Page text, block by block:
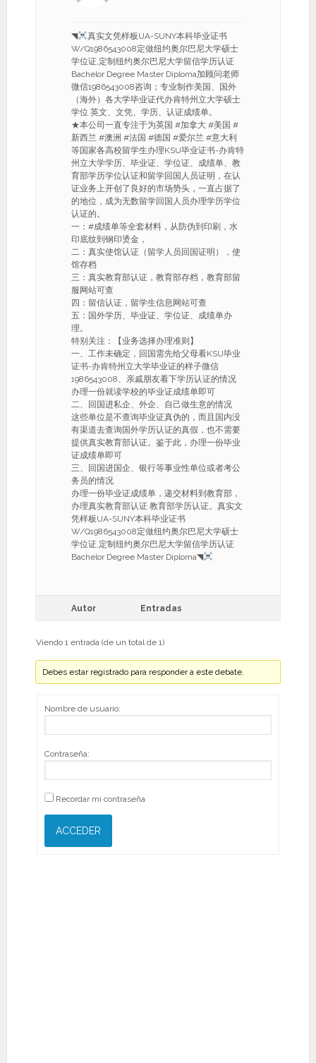
◥
真实文凭样板UA-SUNY本科毕业证书
W/Q1986543008定做纽约奥尔巴尼大学硕士
学位证,定制纽约奥尔巴尼大学留信学历认证
Bachelor Degree Master Diploma加顾问老师
微信1986543008咨询；专业制作美国、国外
（海外）各大学毕业证代办肯特州立大学硕士
学位 英文、文凭、学历、认证成绩单。
★本公司一直专注于为英国 #加拿大 #美国 #
新西兰 #澳洲 #法国 #德国 #爱尔兰 #意大利
等国家各高校留学生办理KSU毕业证书-办肯特
州立大学学历、毕业证、学位证、成绩单、教
育部学历学位认证和留学回国人员证明，在认
证业务上开创了良好的市场势头，一直占据了
的地位，成为无数留学回国人员办理学历学位
认证的。
一：#成绩单等全套材料，从防伪到印刷，水
印底纹到钢印烫金，
二：真实使馆认证（留学人员回国证明），使
馆存档
三：真实教育部认证，教育部存档，教育部留
服网站可查
四：留信认证，留学生信息网站可查
五：国外学历、毕业证、学位证、成绩单办
理。
特别关注：【业务选择办理准则】
一、工作未确定，回国需先给父母看KSU毕业
证书-办肯特州立大学毕业证的样子微信
1986543008、亲戚朋友看下学历认证的情况
办理一份就读学校的毕业证成绩单即可
二、回国进私企、外企、自己做生意的情况
这些单位是不查询毕业证真伪的，而且国内没
有渠道去查询国外学历认证的真假，也不需要
提供真实教育部认证。鉴于此，办理一份毕业
证成绩单即可
三、回国进国企、银行等事业性单位或者考公
务员的情况
办理一份毕业证成绩单，递交材料到教育部，
办理真实教育部认证 教育部学历认证。真实文
凭样板UA-SUNY本科毕业证书
W/Q1986543008定做纽约奥尔巴尼大学硕士
学位证,定制纽约奥尔巴尼大学留信学历认证
Bachelor Degree Master Diploma◥
Autor Entradas
Viendo 1 entrada (de un total de 1)
Debes estar registrado para responder a este debate.
Nombre de usuario:
Contraseña:
Recordar mi contraseña
ACCEDER